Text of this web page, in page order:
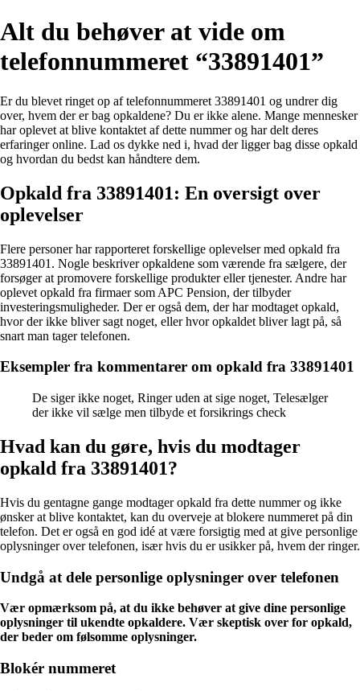
Alt du behøver at vide om
telefonnummeret “33891401”
Er du blevet ringet op af telefonnummeret 33891401 og undrer dig
over, hvem der er bag opkaldene? Du er ikke alene. Mange mennesker
har oplevet at blive kontaktet af dette nummer og har delt deres
erfaringer online. Lad os dykke ned i, hvad der ligger bag disse opkald
og hvordan du bedst kan håndtere dem.
Opkald fra 33891401: En oversigt over
oplevelser
Flere personer har rapporteret forskellige oplevelser med opkald fra
33891401. Nogle beskriver opkaldene som værende fra sælgere, der
forsøger at promovere forskellige produkter eller tjenester. Andre har
oplevet opkald fra firmaer som APC Pension, der tilbyder
investeringsmuligheder. Der er også dem, der har modtaget opkald,
hvor der ikke bliver sagt noget, eller hvor opkaldet bliver lagt på, så
snart man tager telefonen.
Eksempler fra kommentarer om opkald fra 33891401
De siger ikke noget, Ringer uden at sige noget, Telesælger
der ikke vil sælge men tilbyde et forsikrings check
Hvad kan du gøre, hvis du modtager
opkald fra 33891401?
Hvis du gentagne gange modtager opkald fra dette nummer og ikke
ønsker at blive kontaktet, kan du overveje at blokere nummeret på din
telefon. Det er også en god idé at være forsigtig med at give personlige
oplysninger over telefonen, især hvis du er usikker på, hvem der ringer.
Undgå at dele personlige oplysninger over telefonen
Vær opmærksom på, at du ikke behøver at give dine personlige
oplysninger til ukendte opkaldere. Vær skeptisk over for opkald,
der beder om følsomme oplysninger.
Blokér nummeret